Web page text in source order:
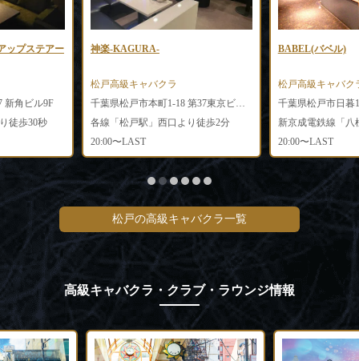
ップステアー
新角ビル9F
徒歩30秒
神楽-KAGURA-
松戸高級キャバクラ
千葉県松戸市本町1-18 第37東京ビル5F-A
各線「松戸駅」西口より徒歩2分
20:00〜LAST
BABEL(バベル)
松戸高級キャバク
千葉県松戸市日暮
20:00〜LAST
松戸の高級キャバクラ一覧
高級キャバクラ・クラブ・ラウンジ情報